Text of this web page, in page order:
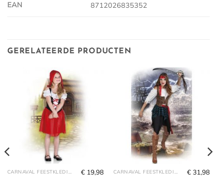
EAN 8712026835352
GERELATEERDE PRODUCTEN
€ 19,98 € 31,98